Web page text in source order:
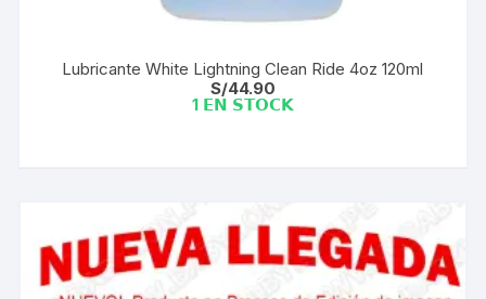
Lubricante White Lightning Clean Ride 4oz 120ml
S/44.90
1 𝗘𝗡 𝗦𝗧𝗢𝗖𝗞